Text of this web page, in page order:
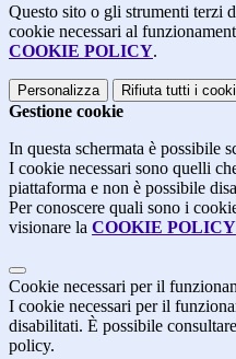
Questo sito o gli strumenti terzi
cookie necessari al
COOKIE POLICY.
Personalizza Rifiuta tutti i
Gestione cookie
In questa schermata è possibile
I cookie necessari sono quelli
piattaforma e non è possibile
Per conoscere quali sono i
visionare la COOKIE POLICY
Cookie necessari per il
I cookie necessari per il
disabilitati. È possibile
policy.